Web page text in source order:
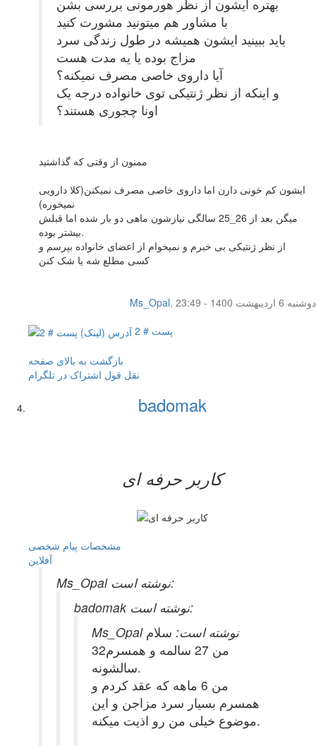
بهتره ایشون از نظر هورمونی بررسی بشن
با مشاور هم میتونید مشورت کنید
باید ببینید ایشون همیشه در طول زندگی سرد
مزاج بوده یا یه مدت هست
آیا داروی خاصی مصرف نمیکنه؟
و اینکه از نظر ژنتیکی توی خانواده درجه یک
اونا چجوری هستند؟
ممنون از وقتی که گذاشتید
ایشون کم خونی دارن اما داروی خاصی مصرف نمیکنن(کلا دارویی
نمیخوره)
میگن بعد از 26_25 سالگی نیازشون ماهی دو بار شده اما قبلش
بیشتر بوده.
از نظر ژنتیکی بی خبرم و نمیخوام از اعضای خانواده بپرسم و
کسی مطلع شه یا شک کنن
Ms_Opal,
دوشنبه 6 اردیبهشت 1400 - 23:49
پست # 2
بازگشت به بالای صفحه
نقل قول اشتراک در تلگرام
badomak
کاربر حرفه ای
مشخصات پیام شخصی
آفلاين
Ms_Opal نوشته است:
badomak نوشته است:
Ms_Opal نوشته است: سلام
من 27 سالمه و همسرم32
سالشونه.
من 6 ماهه که عقد کردم و
همسرم بسیار سرد مزاجن و این
موضوع خیلی من رو اذیت میکنه.